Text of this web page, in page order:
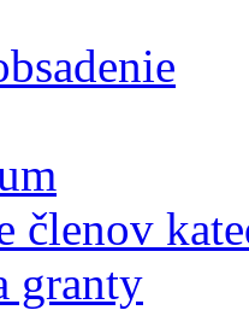
členov
granty